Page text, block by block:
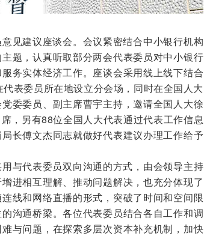
见建议座谈会。会议紧密结合中小银行机构
题，认真听取部分两会代表委员对中小银行
务实体经济工作。座谈会采用线上线下结合
表委员所在地设立分会场，同时在全国人大
委委员、副主席曹宇主持，邀请全国人大徐
，另有88位全国人大代表通过代表工作信息
长傅文杰同志就做好代表建议办理工作给予
与代表委员双向沟通的方式，由会领导主持
进相互理解、推动问题解决，也充分体现了
线和网络直播的形式，突破了时间和空间限
沟通桥梁。各位代表委员结合各自工作和调
与问题，在探索多层次资本补充机制，加快